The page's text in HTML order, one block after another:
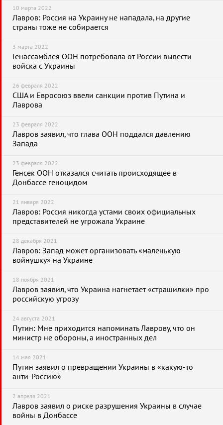
10 марта 2022
Лавров: Россия на Украину не нападала, на другие
страны тоже не собирается
3 марта 2022
Генассамблея ООН потребовала от России вывести
войска с Украины
26 февраля 2022
США и Евросоюз ввели санкции против Путина и
Лаврова
23 февраля 2022
Лавров заявил, что глава ООН поддался давлению
Запада
23 февраля 2022
Генсек ООН отказался считать происходящее в
Донбассе геноцидом
21 января 2022
Лавров: Россия никогда устами своих официальных
представителей не угрожала Украине
28 декабря 2021
Лавров: Запад может организовать «маленькую
войнушку» на Украине
18 ноября 2021
Лавров заявил, что Украина нагнетает «страшилки» про
российскую угрозу
24 августа 2021
Путин: Мне приходится напоминать Лаврову, что он
министр не обороны, а иностранных дел
14 мая 2021
Путин заявил о превращении Украины в «какую-то
анти-Россию»
2 апреля 2021
Лавров заявил о риске разрушения Украины в случае
войны в Донбассе